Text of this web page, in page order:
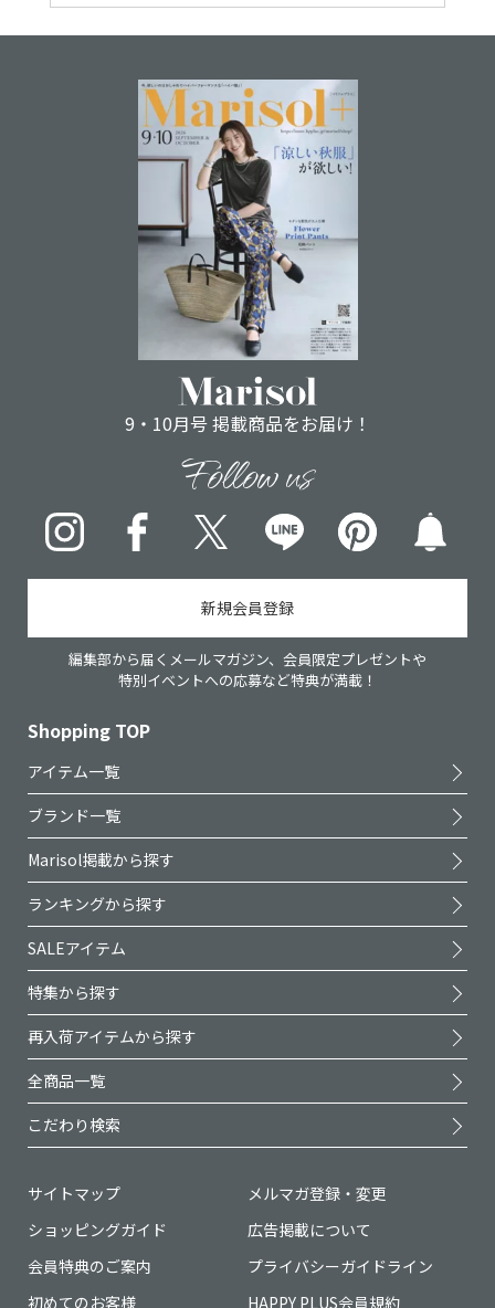
9・10月号 掲載商品をお届け！
Follow us
InstagramFacebookX LINE pinterest
新規会員登録
編集部から届くメールマガジン、会員限定プレゼントや
特別イベントへの応募など特典が満載！
Shopping TOP
アイテム一覧
ブランド一覧
Marisol掲載から探す
ランキングから探す
SALEアイテム
特集から探す
再入荷アイテムから探す
全商品一覧
こだわり検索
サイトマップ
メルマガ登録・変更
ショッピングガイド
広告掲載について
会員特典のご案内
プライバシーガイドライン
初めてのお客様
HAPPY PLUS会員規約